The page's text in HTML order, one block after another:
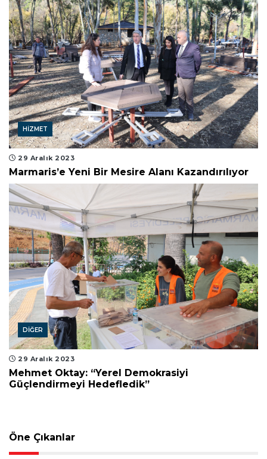
HIZMET
29 Aralık 2023
Marmaris’e Yeni Bir Mesire Alanı Kazandırılıyor
DIĞER
29 Aralık 2023
Mehmet Oktay: “Yerel Demokrasiyi
Güçlendirmeyi Hedefledik”
Öne Çıkanlar